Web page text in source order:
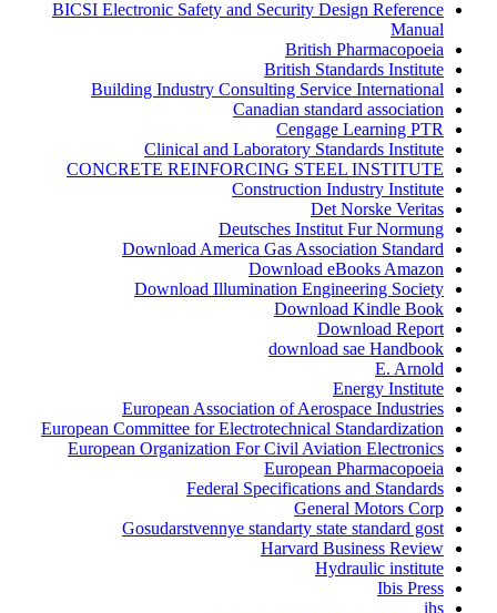
BICSI Electronic Safety and Security Design Reference
Manual
British Pharmacopoeia
British Standards Institute
Building Industry Consulting Service International
Canadian standard association
Cengage Learning PTR
Clinical and Laboratory Standards Institute
CONCRETE REINFORCING STEEL INSTITUTE
Construction Industry Institute
Det Norske Veritas
Deutsches Institut Fur Normung
Download America Gas Association Standard
Download eBooks Amazon
Download Illumination Engineering Society
Download Kindle Book
Download Report
download sae Handbook
E. Arnold
Energy Institute
European Association of Aerospace Industries
European Committee for Electrotechnical Standardization
European Organization For Civil Aviation Electronics
European Pharmacopoeia
Federal Specifications and Standards
General Motors Corp
Gosudarstvennye standarty state standard gost
Harvard Business Review
Hydraulic institute
Ibis Press
ihs